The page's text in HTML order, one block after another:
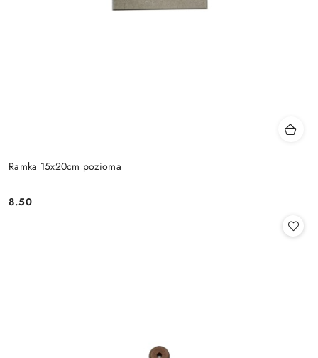
Ramka 15x20cm pozioma
Cena:
8.50